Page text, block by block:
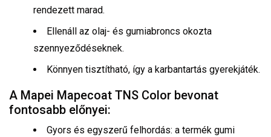
rendezett marad.
Ellenáll az olaj- és gumiabroncs okozta
szennyeződéseknek.
Könnyen tisztítható, így a karbantartás gyerekjáték.
A Mapei Mapecoat TNS Color bevonat
fontosabb előnyei:
Gyors és egyszerű felhordás: a termék gumi